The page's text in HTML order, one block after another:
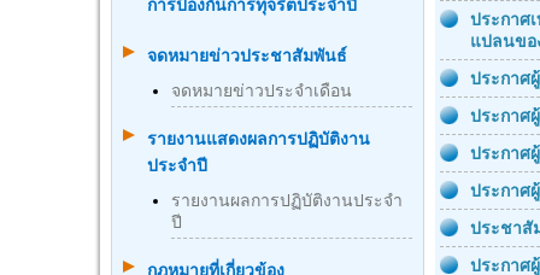
การป้องกันการทุจริตประจำปี
จดหมายข่าวประชาสัมพันธ์
จดหมายข่าวประจำเดือน
รายงานแสดงผลการปฏิบัติงาน
ประจำปี
รายงานผลการปฏิบัติงานประจำ
ปี
กฎหมายที่เกี่ยวข้อง
ประกาศ
แปลนขอ
ประกาศ
ประกาศ
ประกาศ
ประกาศ
ประชาสั
ประกาศ